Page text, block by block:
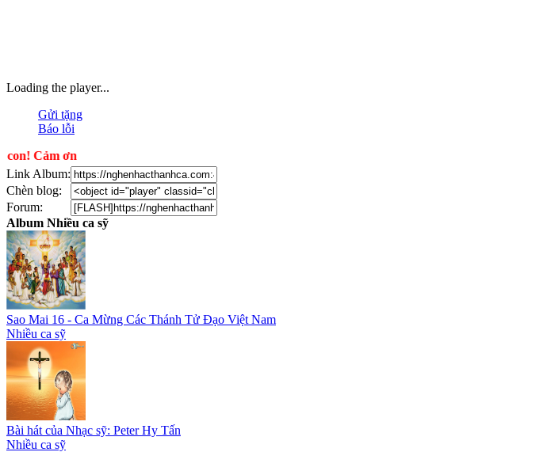
Loading the player...
Gửi tặng
Báo lỗi
ơn
Link Album:
Chèn blog:
Forum:
Album Nhiều ca sỹ
Sao Mai 16 - Ca Mừng Các Thánh Tử Đạo Việt Nam
Nhiều ca sỹ
Bài hát của Nhạc sỹ: Peter Hy Tấn
Nhiều ca sỹ